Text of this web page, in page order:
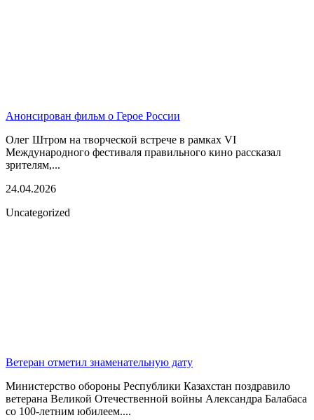
Анонсирован фильм о Герое России
Олег Штром на творческой встрече в рамках VI
Международного фестиваля правильного кино рассказал
зрителям,...
24.04.2026
Uncategorized
Ветеран отметил знаменательную дату
Министерство обороны Республики Казахстан поздравило
ветерана Великой Отечественной войны Александра Балабаса
со 100-летним юбилеем....